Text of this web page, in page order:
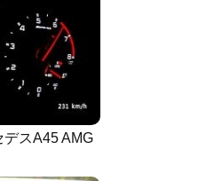
デスA45 AMG